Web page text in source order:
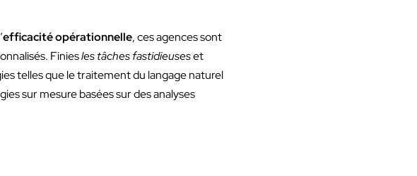
efficacité opérationnelle, ces agences sont
Finiesles tâches fastidieuseset
telles que le traitement du langage naturel
sur mesure basées sur des analyses